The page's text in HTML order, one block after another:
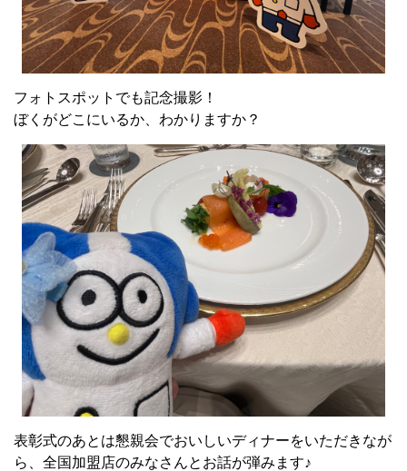
フォトスポットでも記念撮影！
ぼくがどこにいるか、わかりますか？
表彰式のあとは懇親会でおいしいディナーをいただきなが
ら、全国加盟店のみなさんとお話が弾みます♪